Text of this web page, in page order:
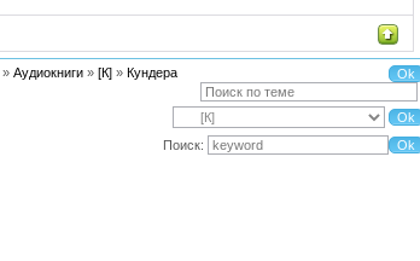
» Аудиокниги » [К] » Кундера
Поиск: